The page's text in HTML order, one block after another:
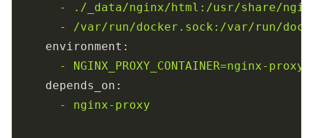
-
./_data/nginx/html:/usr/share/
-
/var/run/docker.sock:/var/run/
environment:
-
NGINX_PROXY_CONTAINER=nginx-proxy
depends_on:
-
nginx-proxy